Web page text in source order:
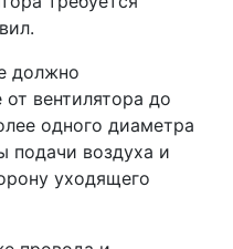
должно
вентилятора до
одного диаметра
подачи воздуха и
уходящего